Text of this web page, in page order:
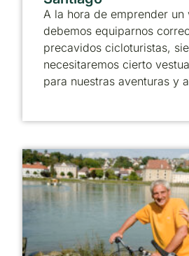
A la hora de emprender un
debemos equiparnos
precavidos cicloturistas,
necesitaremos cierto
para nuestras aventuras y